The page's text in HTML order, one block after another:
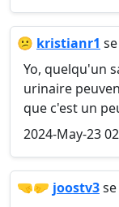
😕 kristianr1
Yo, quelqu'un
urinaire
que c'est un
2024-May-23
🤜🤛 joostv3